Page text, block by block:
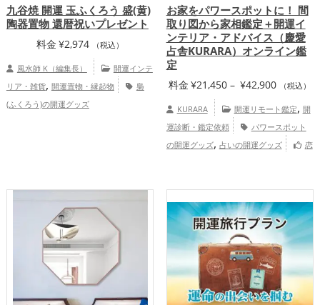
九谷焼 開運 玉ふくろう 盛(黄)
陶器置物 還暦祝いプレゼント
料金 ¥2,974 （税込）
風水師 K（編集長）
開運インテ
リア・雑貨, 開運置物・縁起物
梟
(ふくろう)の開運グッズ
お家をパワースポットに！ 間
取り図から家相鑑定＋開運イ
ンテリア・アドバイス（慶愛
占舎KURARA）オンライン鑑
定
料金 ¥21,450 – ¥42,900価
¥21,450
（税込）
KURARA 開運リモート鑑定, 開
運診断・鑑定依頼
パワースポット
の開運グッズ, 占いの開運グッズ
恋
慶愛占舎KURARAの個人向け鑑定